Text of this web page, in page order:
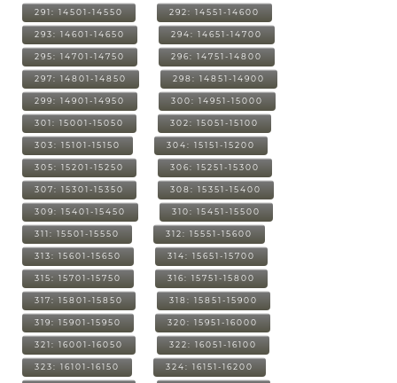
291: 14501-14550 292: 14551-14600
293: 14601-14650 294: 14651-14700
295: 14701-14750 296: 14751-14800
297: 14801-14850 298: 14851-14900
299: 14901-14950 300: 14951-15000
301: 15001-15050 302: 15051-15100
303: 15101-15150 304: 15151-15200
305: 15201-15250 306: 15251-15300
307: 15301-15350 308: 15351-15400
309: 15401-15450 310: 15451-15500
311: 15501-15550 312: 15551-15600
313: 15601-15650 314: 15651-15700
315: 15701-15750 316: 15751-15800
317: 15801-15850 318: 15851-15900
319: 15901-15950 320: 15951-16000
321: 16001-16050 322: 16051-16100
323: 16101-16150 324: 16151-16200